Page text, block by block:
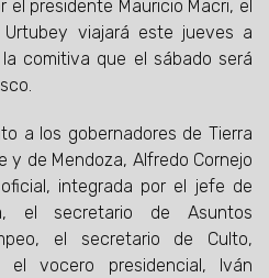
el presidente Mauricio Macri, el
Urtubey viajará este jueves a
comitiva que el sábado será
a los gobernadores de Tierra
y de Mendoza, Alfredo Cornejo
integrada por el jefe de
el secretario de Asuntos
el secretario de Culto,
vocero presidencial, Iván